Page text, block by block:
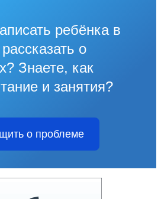
ребёнка в
о
Знаете, как
и занятия?
о проблеме